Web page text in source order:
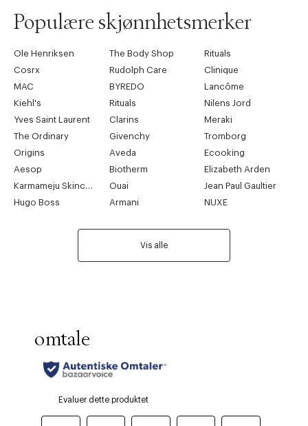
Populære skjønnhetsmerker
Ole Henriksen The Body Shop
Rituals
Cosrx
Rudolph Care
Clinique
MAC
BYREDO
Lancôme
Kiehl's
Rituals
Nilens Jord
Yves Saint Laurent
Clarins
Meraki
The Ordinary
Givenchy
Tromborg
Origins
Aveda
Ecooking
Aesop
Biotherm
Elizabeth Arden
Ouai
Jean Paul Gaultier
Hugo Boss
Armani NUXE
Vis alle